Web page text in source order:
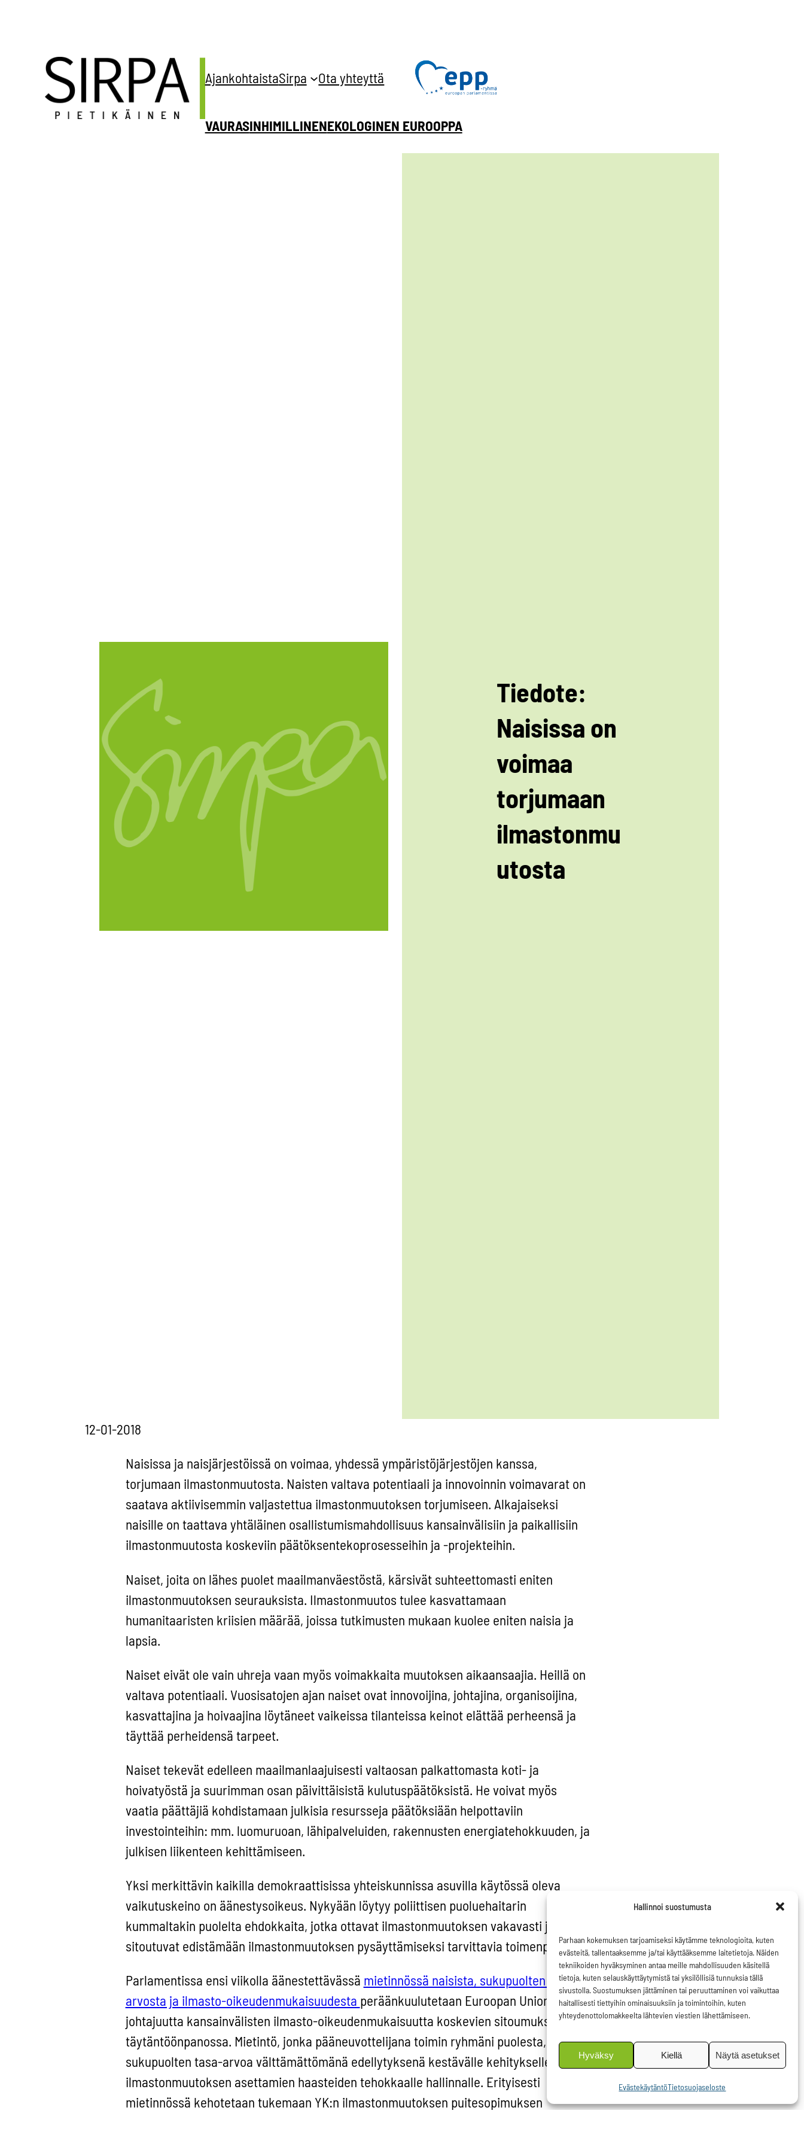
Hallinnoi suostumusta
Parhaan kokemuksen tarjoamiseksi käytämme teknologioita, kuten
evästeitä, tallentaaksemme ja/tai käyttääksemme laitetietoja. Näiden
tekniikoiden hyväksyminen antaa meille mahdollisuuden käsitellä
tietoja, kuten selauskäyttäytymistä tai yksilöllisiä tunnuksia tällä
sivustolla. Suostumuksen jättäminen tai peruuttaminen voi vaikuttaa
haitallisesti tiettyihin ominaisuuksiin ja toimintoihin, kuten
yhteydenottolomakkeelta lähtevien viestien lähettämiseen.
Hyväksy Kiellä Näytä asetukset
EvästekäytäntöTietosuojaseloste
AjankohtaistaSirpa Ota yhteyttä
VAURASINHIMILLINENEKOLOGINEN EUROOPPA
Tiedote:
Naisissa on
voimaa
torjumaan
ilmastonmu
utosta
12-01-2018
Naisissa ja naisjärjestöissä on voimaa, yhdessä ympäristöjärjestöjen kanssa,
torjumaan ilmastonmuutosta. Naisten valtava potentiaali ja innovoinnin voimavarat on
saatava aktiivisemmin valjastettua ilmastonmuutoksen torjumiseen. Alkajaiseksi
naisille on taattava yhtäläinen osallistumismahdollisuus kansainvälisiin ja paikallisiin
ilmastonmuutosta koskeviin päätöksentekoprosesseihin ja -projekteihin.
Naiset, joita on lähes puolet maailmanväestöstä, kärsivät suhteettomasti eniten
ilmastonmuutoksen seurauksista. Ilmastonmuutos tulee kasvattamaan
humanitaaristen kriisien määrää, joissa tutkimusten mukaan kuolee eniten naisia ja
lapsia.
Naiset eivät ole vain uhreja vaan myös voimakkaita muutoksen aikaansaajia. Heillä on
valtava potentiaali. Vuosisatojen ajan naiset ovat innovoijina, johtajina, organisoijina,
kasvattajina ja hoivaajina löytäneet vaikeissa tilanteissa keinot elättää perheensä ja
täyttää perheidensä tarpeet.
Naiset tekevät edelleen maailmanlaajuisesti valtaosan palkattomasta koti- ja
hoivatyöstä ja suurimman osan päivittäisistä kulutuspäätöksistä. He voivat myös
vaatia päättäjiä kohdistamaan julkisia resursseja päätöksiään helpottaviin
investointeihin: mm. luomuruoan, lähipalveluiden, rakennusten energiatehokkuuden, ja
julkisen liikenteen kehittämiseen.
Yksi merkittävin kaikilla demokraattisissa yhteiskunnissa asuvilla käytössä oleva
vaikutuskeino on äänestysoikeus. Nykyään löytyy poliittisen puoluehaitarin
kummaltakin puolelta ehdokkaita, jotka ottavat ilmastonmuutoksen vakavasti ja
sitoutuvat edistämään ilmastonmuutoksen pysäyttämiseksi tarvittavia toimenpiteitä.
Parlamentissa ensi viikolla äänestettävässä mietinnössä naisista, sukupuolten tasa-
arvosta ja ilmasto-oikeudenmukaisuudesta peräänkuulutetaan Euroopan Unionin
johtajuutta kansainvälisten ilmasto-oikeudenmukaisuutta koskevien sitoumuksen
täytäntöönpanossa. Mietintö, jonka pääneuvottelijana toimin ryhmäni puolesta, pitää
sukupuolten tasa-arvoa välttämättömänä edellytyksenä kestävälle kehitykselle ja
ilmastonmuutoksen asettamien haasteiden tehokkaalle hallinnalle. Erityisesti
mietinnössä kehotetaan tukemaan YK:n ilmastonmuutoksen puitesopimuksen